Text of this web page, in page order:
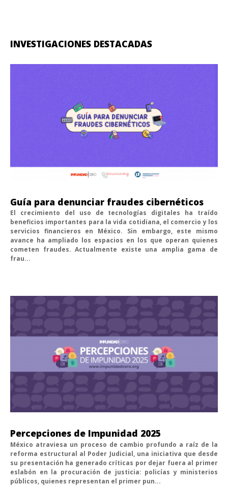
INVESTIGACIONES DESTACADAS
Guía para denunciar fraudes cibernéticos
El crecimiento del uso de tecnologías digitales ha traído
beneficios importantes para la vida cotidiana, el comercio y los
servicios financieros en México. Sin embargo, este mismo
avance ha ampliado los espacios en los que operan quienes
cometen fraudes. Actualmente existe una amplia gama de
frau...
Percepciones de Impunidad 2025
México atraviesa un proceso de cambio profundo a raíz de la
reforma estructural al Poder Judicial, una iniciativa que desde
su presentación ha generado críticas por dejar fuera al primer
eslabón en la procuración de justicia: policías y ministerios
públicos, quienes representan el primer pun...